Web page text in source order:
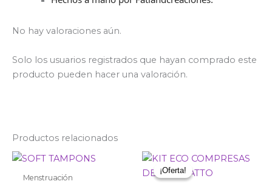
No hay valoraciones aún.
Solo los usuarios registrados que hayan comprado este
producto pueden hacer una valoración.
Productos relacionados
Menstruación
¡Oferta!
¡Oferta!
El
precio
original
El
actual